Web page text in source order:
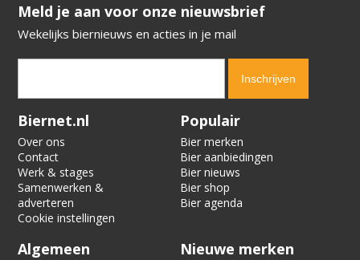
​​​​​​​Meld je aan voor onze nieuwsbrief
Wekelijks biernieuws en acties in je mail
Verification code:
Biernet.nl
Over ons
Contact
Werk & stages
Samenwerken &
adverteren
Cookie instellingen
Populair
Bier merken
Bier aanbiedingen
Bier nieuws
Bier shop
Bier agenda
Algemeen Nieuwe merken